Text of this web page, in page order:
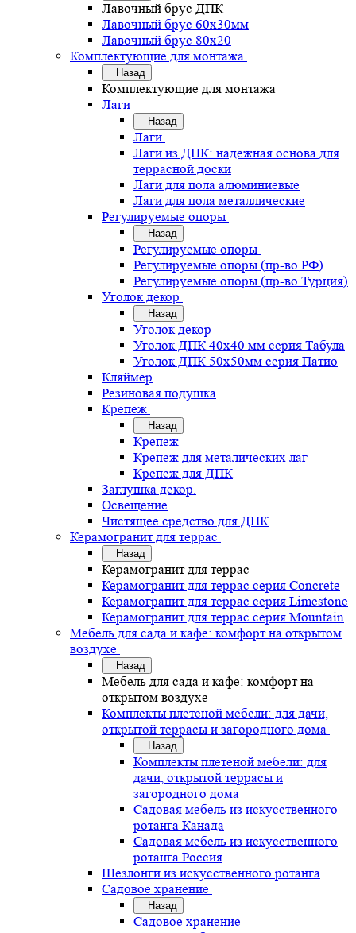
Лавочный брус ДПК
Лавочный брус 60х30мм
Лавочный брус 80х20
Комплектующие для монтажа
Назад
Комплектующие для монтажа
Лаги
Назад
Лаги
Лаги из ДПК: надежная основа для
террасной доски
Лаги для пола алюминиевые
Лаги для пола металлические
Регулируемые опоры
Назад
Регулируемые опоры
Регулируемые опоры (пр-во РФ)
Регулируемые опоры (пр-во Турция)
Уголок декор
Назад
Уголок декор
Уголок ДПК 40х40 мм серия Табула
Уголок ДПК 50х50мм серия Патио
Кляймер
Резиновая подушка
Крепеж
Назад
Крепеж
Крепеж для металических лаг
Крепеж для ДПК
Заглушка декор.
Освещение
Чистящее средство для ДПК
Керамогранит для террас
Назад
Керамогранит для террас
Керамогранит для террас серия Concrete
Керамогранит для террас серия Limestone
Керамогранит для террас серия Mountain
Мебель для сада и кафе: комфорт на открытом
воздухе
Назад
Мебель для сада и кафе: комфорт на
открытом воздухе
Комплекты плетеной мебели: для дачи,
открытой террасы и загородного дома
Назад
Комплекты плетеной мебели: для
дачи, открытой террасы и
загородного дома
Садовая мебель из искусственного
ротанга Канада
Садовая мебель из искусственного
ротанга Россия
Шезлонги из искусственного ротанга
Садовое хранение
Назад
Садовое хранение